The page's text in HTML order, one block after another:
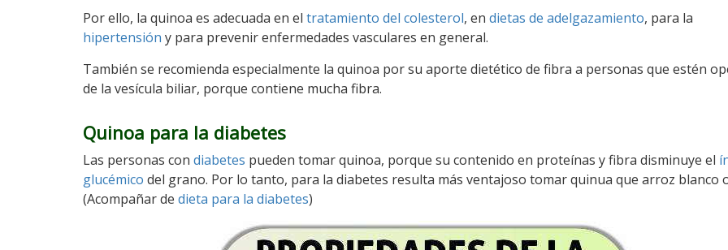
Por ello, la quinoa es adecuada en el tratamiento del colesterol, en dietas de adelgazamiento, para la
hipertensión y para prevenir enfermedades vasculares en general.
También se recomienda especialmente la quinoa por su aporte dietético de fibra a personas que estén
de la vesícula biliar, porque contiene mucha fibra.
Quinoa para la diabetes
Las personas con diabetes pueden tomar quinoa, porque su contenido en proteínas y fibra disminuye el
glucémico del grano. Por lo tanto, para la diabetes resulta más ventajoso tomar quinua que arroz blanco
(Acompañar de dieta para la diabetes)